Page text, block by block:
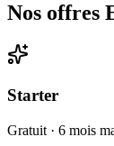
Nos offres
Starter
Gratuit · 6 mois